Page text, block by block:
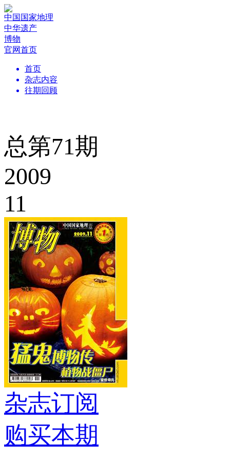
中国国家地理
中华遗产
博物
官网首页
首页
杂志内容
往期回顾
总第71期
2009
11
杂志订阅
购买本期